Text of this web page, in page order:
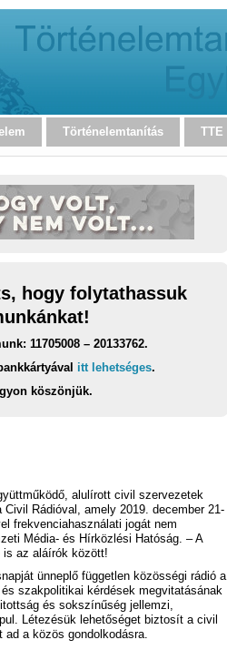
Történelemtanítás TTE
hogy folytathassuk
11705008 – 20133762.
itt lehetséges.
köszönjük.
alulírott civil szervezetek
Rádióval, amely 2019. december 21-
frekvenciahasználati jogát nem
Média- és Hírközlési Hatóság. – A
is az aláírók között!
ünneplő független közösségi rádió a
szakpolitikai kérdések megvitatásának
és sokszínűség jellemzi,
Létezésük lehetőséget biztosít a civil
a közös gondolkodásra.